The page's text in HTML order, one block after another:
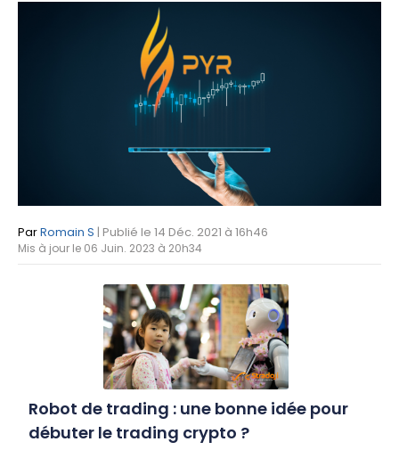
ParRomain S | Publié le 14 Déc. 2021 à 16h46
Mis à jour le 06 Juin. 2023 à 20h34
Robot de trading : une bonne idée pour
débuter le trading crypto ?